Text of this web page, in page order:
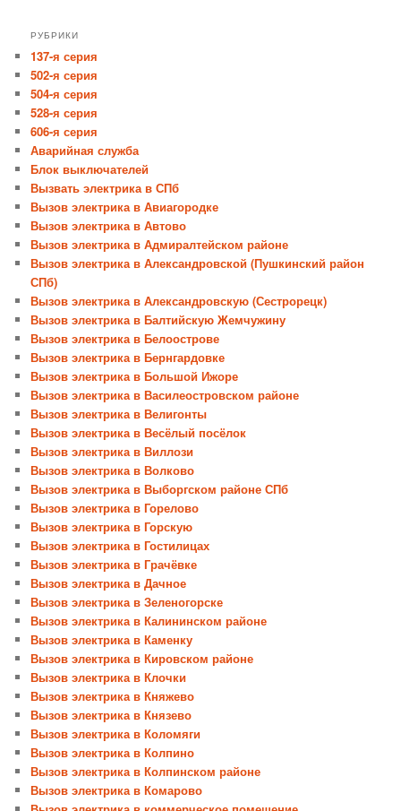
РУБРИКИ
137-я серия
502-я серия
504-я серия
528-я серия
606-я серия
Аварийная служба
Блок выключателей
Вызвать электрика в СПб
Вызов электрика в Авиагородке
Вызов электрика в Автово
Вызов электрика в Адмиралтейском районе
Вызов электрика в Александровской (Пушкинский район
СПб)
Вызов электрика в Александровскую (Сестрорецк)
Вызов электрика в Балтийскую Жемчужину
Вызов электрика в Белоострове
Вызов электрика в Бернгардовке
Вызов электрика в Большой Ижоре
Вызов электрика в Василеостровском районе
Вызов электрика в Велигонты
Вызов электрика в Весёлый посёлок
Вызов электрика в Виллози
Вызов электрика в Волково
Вызов электрика в Выборгском районе СПб
Вызов электрика в Горелово
Вызов электрика в Горскую
Вызов электрика в Гостилицах
Вызов электрика в Грачёвке
Вызов электрика в Дачное
Вызов электрика в Зеленогорске
Вызов электрика в Калининском районе
Вызов электрика в Каменку
Вызов электрика в Кировском районе
Вызов электрика в Клочки
Вызов электрика в Княжево
Вызов электрика в Князево
Вызов электрика в Коломяги
Вызов электрика в Колпино
Вызов электрика в Колпинском районе
Вызов электрика в Комарово